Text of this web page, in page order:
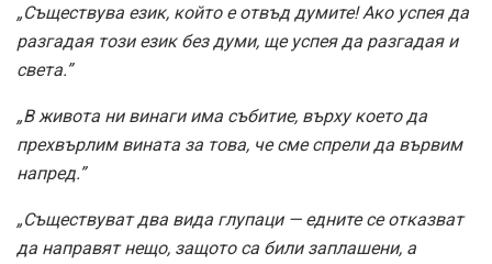
„Съществува език, който е отвъд думите! Ако успея да
разгадая този език без думи, ще успея да разгадая и
света.”
„В живота ни винаги има събитие, върху което да
прехвърлим вината за това, че сме спрели да вървим
напред.”
„Съществуват два вида глупаци — едните се отказват
да направят нещо, защото са били заплашени, а